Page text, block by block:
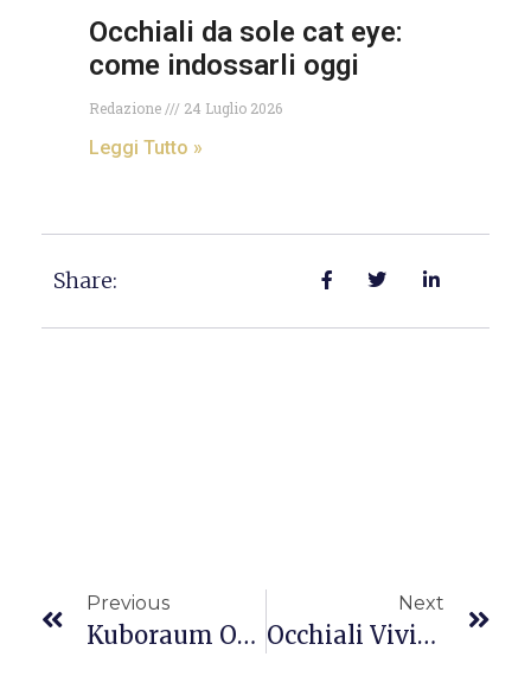
Occhiali da sole cat eye:
come indossarli oggi
Redazione 24 Luglio 2026
Leggi Tutto »
Share:
Previous
Kuboraum Occhiali: La Guida Taglie Per Una Calzata Perfetta
Next
Occhiali Vivienne Westwood: Stile E Iconicità